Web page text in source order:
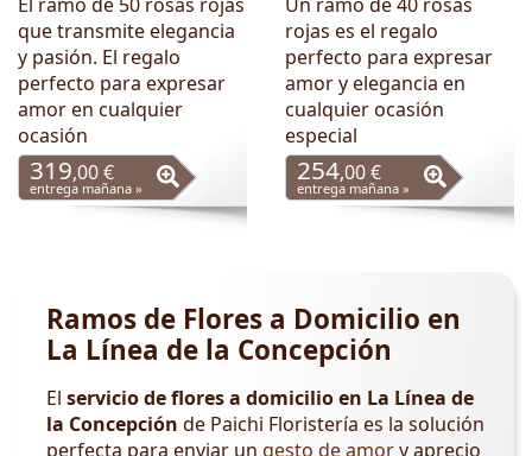
que transmite elegancia
y pasión. El regalo
perfecto para expresar
amor en cualquier
ocasión
319,00 €
entrega mañana »
rojas es el regalo
perfecto para expresar
amor y elegancia en
cualquier ocasión
especial
254,00 €
entrega mañana »
Ramos de Flores a Domicilio en
La Línea de la Concepción
El servicio de flores a domicilio en La Línea de
la Concepción de Paichi Floristería es la solución
perfecta para enviar un gesto de amory aprecio